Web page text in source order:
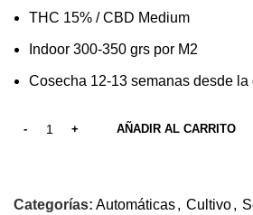
THC 15% / CBD Medium
Indoor 300-350 grs por M2
Cosecha 12-13 semanas desde la
AÑADIR AL CARRITO
Categorías: Automáticas, Cultivo,